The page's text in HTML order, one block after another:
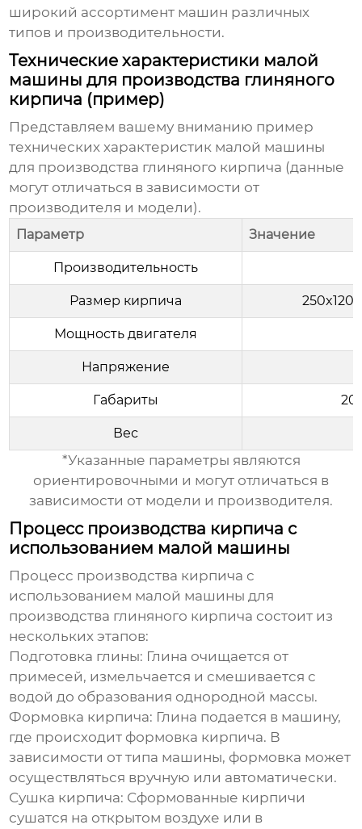
широкий ассортимент машин различных
типов и производительности.
Технические характеристики малой
машины для производства глиняного
кирпича (пример)
Представляем вашему вниманию пример
технических характеристик малой машины
для производства глиняного кирпича (данные
могут отличаться в зависимости от
производителя и модели).
Параметр Значение
Производительность
Размер кирпича
Мощность двигателя
Напряжение
Габариты
Вес
*Указанные параметры являются
ориентировочными и могут отличаться в
зависимости от модели и производителя.
Процесс производства кирпича с
использованием малой машины
Процесс производства кирпича с
использованием малой машины для
производства глиняного кирпича состоит из
нескольких этапов:
Подготовка глины: Глина очищается от
примесей, измельчается и смешивается с
водой до образования однородной массы.
Формовка кирпича: Глина подается в машину,
где происходит формовка кирпича. В
зависимости от типа машины, формовка может
осуществляться вручную или автоматически.
Сушка кирпича: Сформованные кирпичи
сушатся на открытом воздухе или в